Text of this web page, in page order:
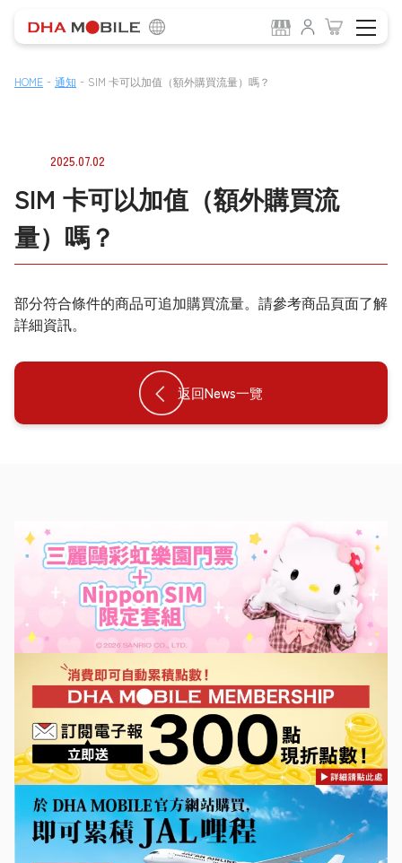
HOME - 通知 - SIM 卡可以加值（額外購買流量）嗎？
2025.07.02
SIM 卡可以加值（額外購買流
量）嗎？
部分符合條件的商品可追加購買流量。請參考商品頁面了解
詳細資訊。
返回News一覽